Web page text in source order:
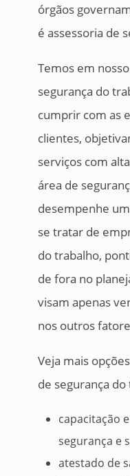
órgãos
é assessoria de
Temos em
segurança do
cumprir com as
clientes,
serviços com
área de
desempenhe
se tratar de
do trabalho,
de fora no
visam apenas
nos outros
Veja mais
de segurança
capacitação
segurança e
atestado de